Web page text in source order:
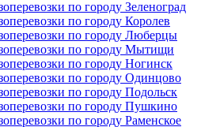
по городу Зеленоград
по городу Королев
по городу Люберцы
по городу Мытищи
по городу Ногинск
по городу Одинцово
по городу Подольск
по городу Пушкино
по городу Раменское